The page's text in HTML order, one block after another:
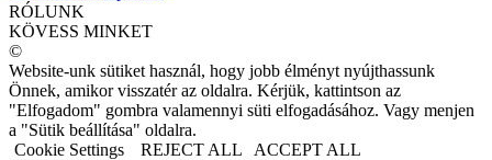
RÓLUNK
KÖVESS MINKET
©
Website-unk sütiket használ, hogy jobb élményt nyújthassunk
Önnek, amikor visszatér az oldalra. Kérjük, kattintson az
"Elfogadom" gombra valamennyi süti elfogadásához. Vagy menjen
a "Sütik beállítása" oldalra.
Cookie Settings
REJECT ALL ACCEPT ALL